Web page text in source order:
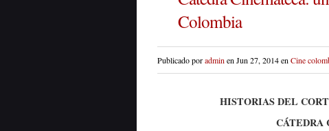
Colombia
Publicado poradmin en Jun 27, 2014 en Cine
HISTORIAS DEL
CÁTEDRA